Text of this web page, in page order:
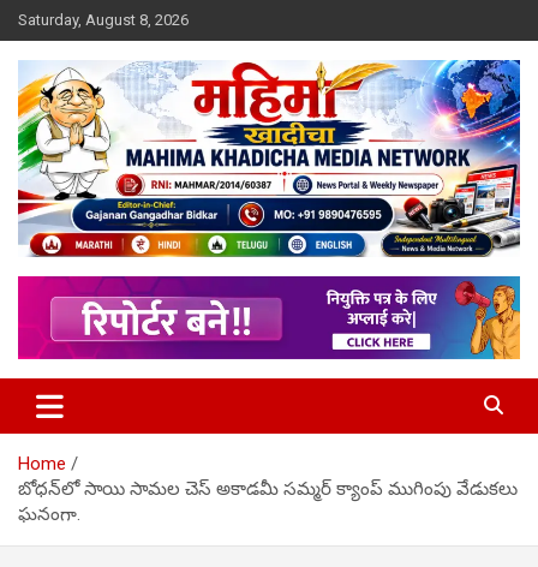
Skip
to
content
Saturday, August 8, 2026
Mahimakhadicha
Home
బోధన్‌లో సాయి సామల చెస్ అకాడమీ సమ్మర్ క్యాంప్ ముగింపు వేడుకలు
ఘనంగా.